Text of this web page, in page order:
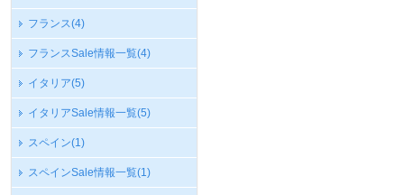
フランス(4)
フランスSale情報一覧(4)
イタリア(5)
イタリアSale情報一覧(5)
スペイン(1)
スペインSale情報一覧(1)